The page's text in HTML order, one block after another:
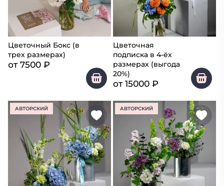
Цветочный Бокс (в
трех размерах)
от7500 ₽
Цветочная
подписка в 4-ёх
размерах (выгода
20%)
от15000 ₽
АВТОРСКИЙ АВТОРСКИЙ